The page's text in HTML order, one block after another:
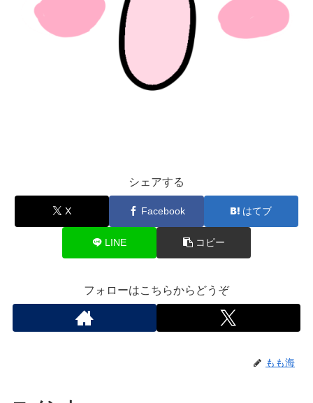
シェアする
X Facebook はてブ
LINE コピー
フォローはこちらからどうぞ
もも海